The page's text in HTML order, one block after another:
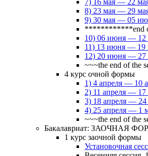
7) 16 мая — 22
8) 23 мая — 29
9) 30 мая — 05
************end
10) 06 июня —
11) 13 июня — 19
12) 20 июня —
~~~the end of the
4 курс очной формы
1) 4 апреля — 10
2) 11 апреля — 17
3) 18 апреля — 24
4) 25 апреля — 1
~~~the end of the
Бакалавриат: ЗАОЧНАЯ
1 курс заочной формы
Установочная